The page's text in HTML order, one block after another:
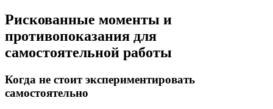
Рискованные моменты и
противопоказания для
самостоятельной работы
Когда не стоит экспериментировать
самостоятельно